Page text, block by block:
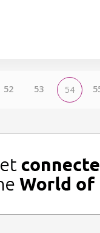
52 53 54